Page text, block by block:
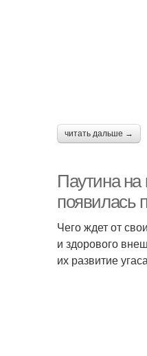
читать дальше →
Паутина на
появилась
Чего ждет от
и здорового
их развитие